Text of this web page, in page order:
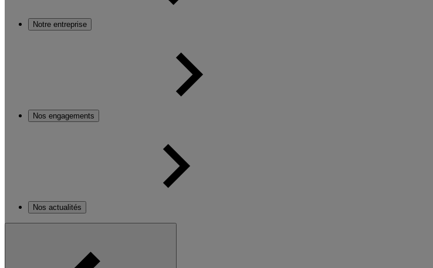
Notre entreprise
Nos engagements
Nos actualités